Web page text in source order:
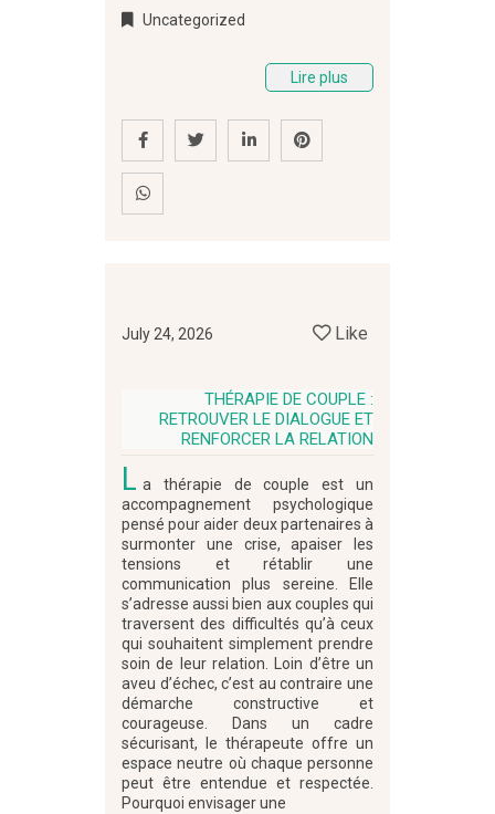
Uncategorized
Lire plus
July 24, 2026 Like
THÉRAPIE DE COUPLE :
RETROUVER LE DIALOGUE ET
RENFORCER LA RELATION
L a thérapie de couple est un
accompagnement psychologique
pensé pour aider deux partenaires à
surmonter une crise, apaiser les
tensions et rétablir une
communication plus sereine. Elle
s’adresse aussi bien aux couples qui
traversent des difficultés qu’à ceux
qui souhaitent simplement prendre
soin de leur relation. Loin d’être un
aveu d’échec, c’est au contraire une
démarche constructive et
courageuse. Dans un cadre
sécurisant, le thérapeute offre un
espace neutre où chaque personne
peut être entendue et respectée.
Pourquoi envisager une